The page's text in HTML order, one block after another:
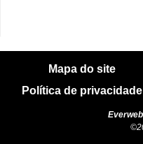
Mapa do site
Política de privacidade